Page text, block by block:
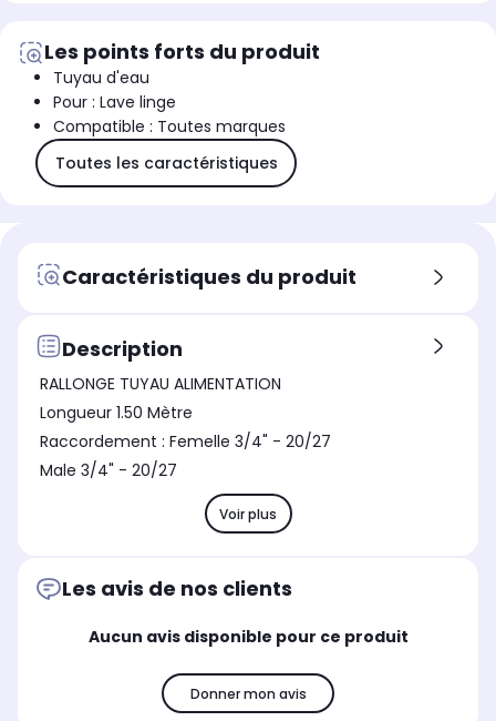
Les points forts du produit
Tuyau d'eau
Pour : Lave linge
Compatible : Toutes marques
Toutes les caractéristiques
Caractéristiques du produit
Description
RALLONGE TUYAU ALIMENTATION
Longueur 1.50 Mètre
Raccordement : Femelle 3/4" - 20/27
Male 3/4" - 20/27
Voir plus
Les avis de nos clients
Aucun avis disponible pour ce produit
Donner mon avis